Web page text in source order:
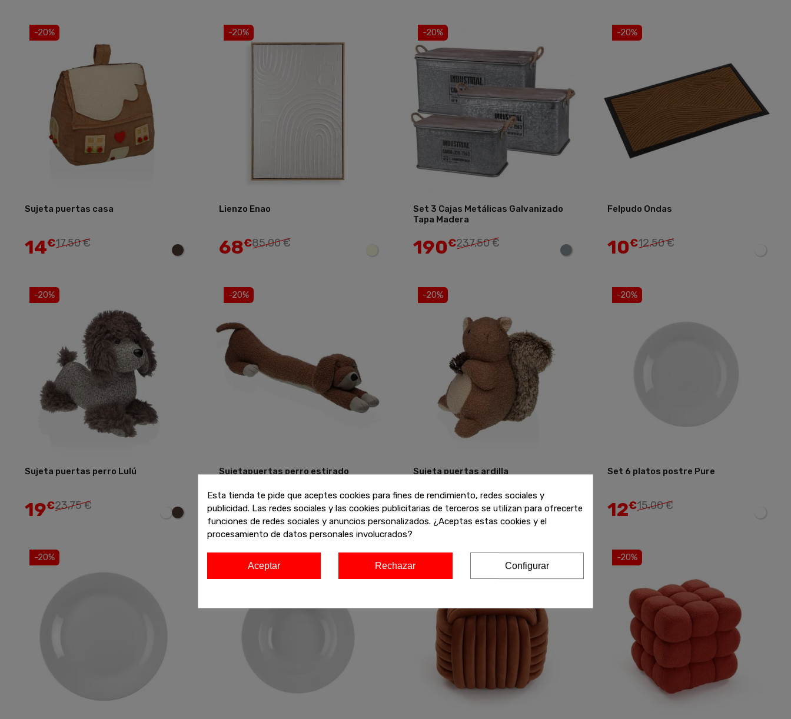
Sujeta puertas casa
14€17,50 €
-20%
Lienzo Enao
68€85,00 €
-20%
Set 3 Cajas Metálicas Galvanizado
Tapa Madera
190€237,50 €
-20%
Felpudo Ondas
10€12,50 €
-20%
Sujeta puertas perro Lulú
19€23,75 €
-20%
Sujetapuertas perro estirado
24€ 30,00 €
-20%
Sujeta puertas ardilla
16€ 20,00 €
-20%
Set 6 platos postre Pure
12€15,00 €
-20%
-20% -20%
Esta tienda te pide que aceptes cookies para fines de rendimiento, redes sociales y
publicidad. Las redes sociales y las cookies publicitarias de terceros se utilizan para ofrecerte
funciones de redes sociales y anuncios personalizados. ¿Aceptas estas cookies y el
procesamiento de datos personales involucrados?
Aceptar Rechazar Configurar